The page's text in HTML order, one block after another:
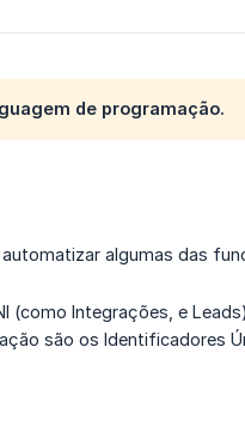
de programação.
algumas das
(como Integrações, e
são os Identificadores